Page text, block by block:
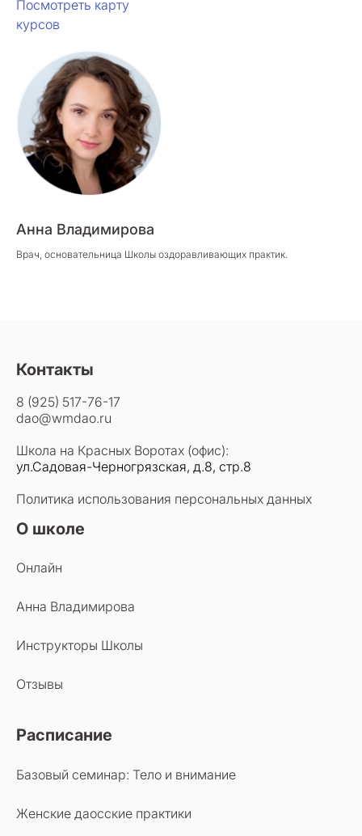
Посмотреть карту
курсов
Анна Владимирова
Врач, основательница Школы оздоравливающих практик.
Контакты
8 (925) 517-76-17
dao@wmdao.ru
Школа на Красных Воротах (офис):
ул.Садовая-Черногрязская, д.8, стр.8
Политика использования персональных данных
О школе
Онлайн
Анна Владимирова
Инструкторы Школы
Отзывы
Расписание
Базовый семинар: Тело и внимание
Женские даосские практики